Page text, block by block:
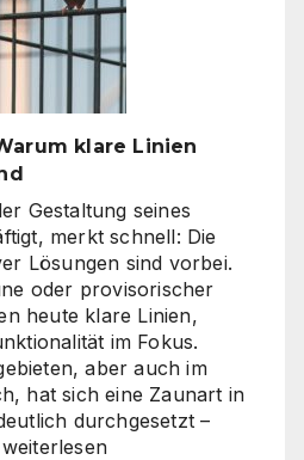
klare Linien
Gestaltung seines
merkt schnell: Die
Lösungen sind vorbei.
oder provisorischer
heute klare Linien,
im Fokus.
aber auch im
hat sich eine Zaunart in
durchgesetzt –
Moderne
weiterlesen